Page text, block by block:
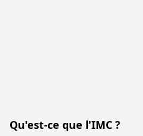
Qu'est-ce que l'IMC ?